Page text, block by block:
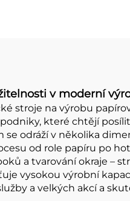
v moderní
stroje na výrobu
které chtějí
odráží v několika
od role papíru po
a tvarování okraje –
vysokou výrobní
a velkých akcí a